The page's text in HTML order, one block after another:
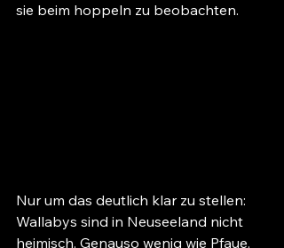
sie beim hoppeln zu beobachten.
Nur um das deutlich klar zu stellen:
Wallabys sind in Neuseeland nicht
heimisch. Genauso wenig wie Pfaue.